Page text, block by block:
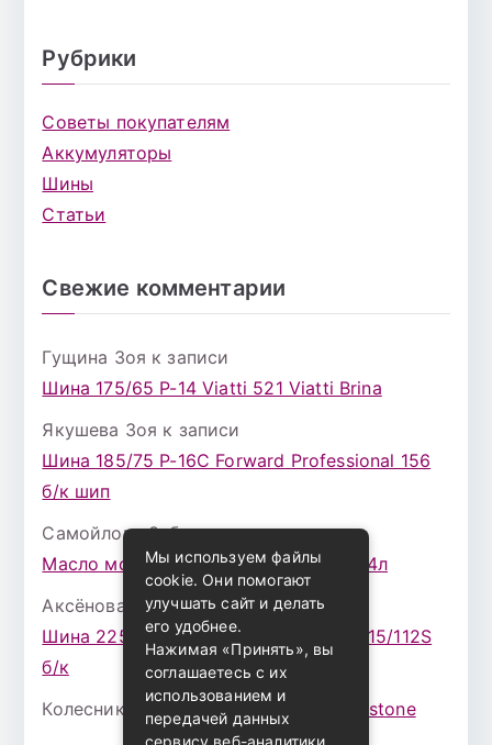
Рубрики
Советы покупателям
Аккумуляторы
Шины
Статьи
Свежие комментарии
Гущина Зоя к записи
Шина 175/65 Р-14 Viatti 521 Viatti Brina
Якушева Зоя к записи
Шина 185/75 Р-16С Forward Professional 156
б/к шип
Самойлова Забавак записи
Масло моторное ZIC X7 (A+) 10W30 4л
Аксёнова Адельк записи
Шина 225/75 Р-16 Nokian Rotiva HT 115/112S
б/к
Колесникова Аурикак записи Bridgestone
Мы используем файлы
cookie. Они помогают
улучшать сайт и делать
его удобнее.
Нажимая «Принять», вы
соглашаетесь с их
использованием и
передачей данных
сервису веб-аналитики.